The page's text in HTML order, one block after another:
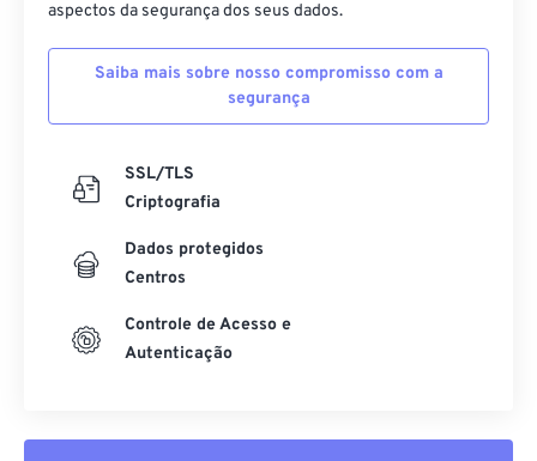
aspectos da segurança dos seus dados.
Saiba mais sobre nosso compromisso com a
segurança
SSL/TLS
Criptografia
Dados protegidos
Centros
Controle de Acesso e
Autenticação